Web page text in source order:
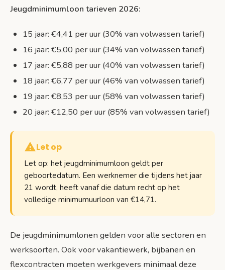
Jeugdminimumloon tarieven 2026:
15 jaar: €4,41 per uur (30% van volwassen tarief)
16 jaar: €5,00 per uur (34% van volwassen tarief)
17 jaar: €5,88 per uur (40% van volwassen tarief)
18 jaar: €6,77 per uur (46% van volwassen tarief)
19 jaar: €8,53 per uur (58% van volwassen tarief)
20 jaar: €12,50 per uur (85% van volwassen tarief)
Let op
Let op: het jeugdminimumloon geldt per
geboortedatum. Een werknemer die tijdens het jaar
21 wordt, heeft vanaf die datum recht op het
volledige minimumuurloon van €14,71.
De jeugdminimumlonen gelden voor alle sectoren en
werksoorten. Ook voor vakantiewerk, bijbanen en
flexcontracten moeten werkgevers minimaal deze